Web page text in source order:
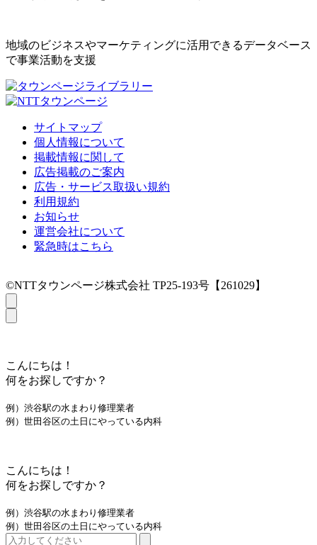
地域のビジネスやマーケティングに活用できるデータベース
で事業活動を支援
サイトマップ
個人情報について
掲載情報に関して
広告掲載のご案内
広告・サービス取扱い規約
利用規約
お知らせ
運営会社について
緊急時はこちら
©NTTタウンページ株式会社 TP25-193号【261029】
こんにちは！
何をお探しですか？
例）渋谷駅の水まわり修理業者
例）世田谷区の土日にやっている内科
こんにちは！
何をお探しですか？
例）渋谷駅の水まわり修理業者
例）世田谷区の土日にやっている内科